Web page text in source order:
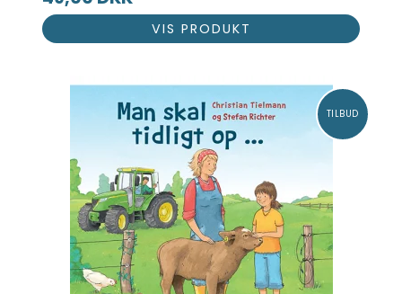
VIS PRODUKT
TILBUD